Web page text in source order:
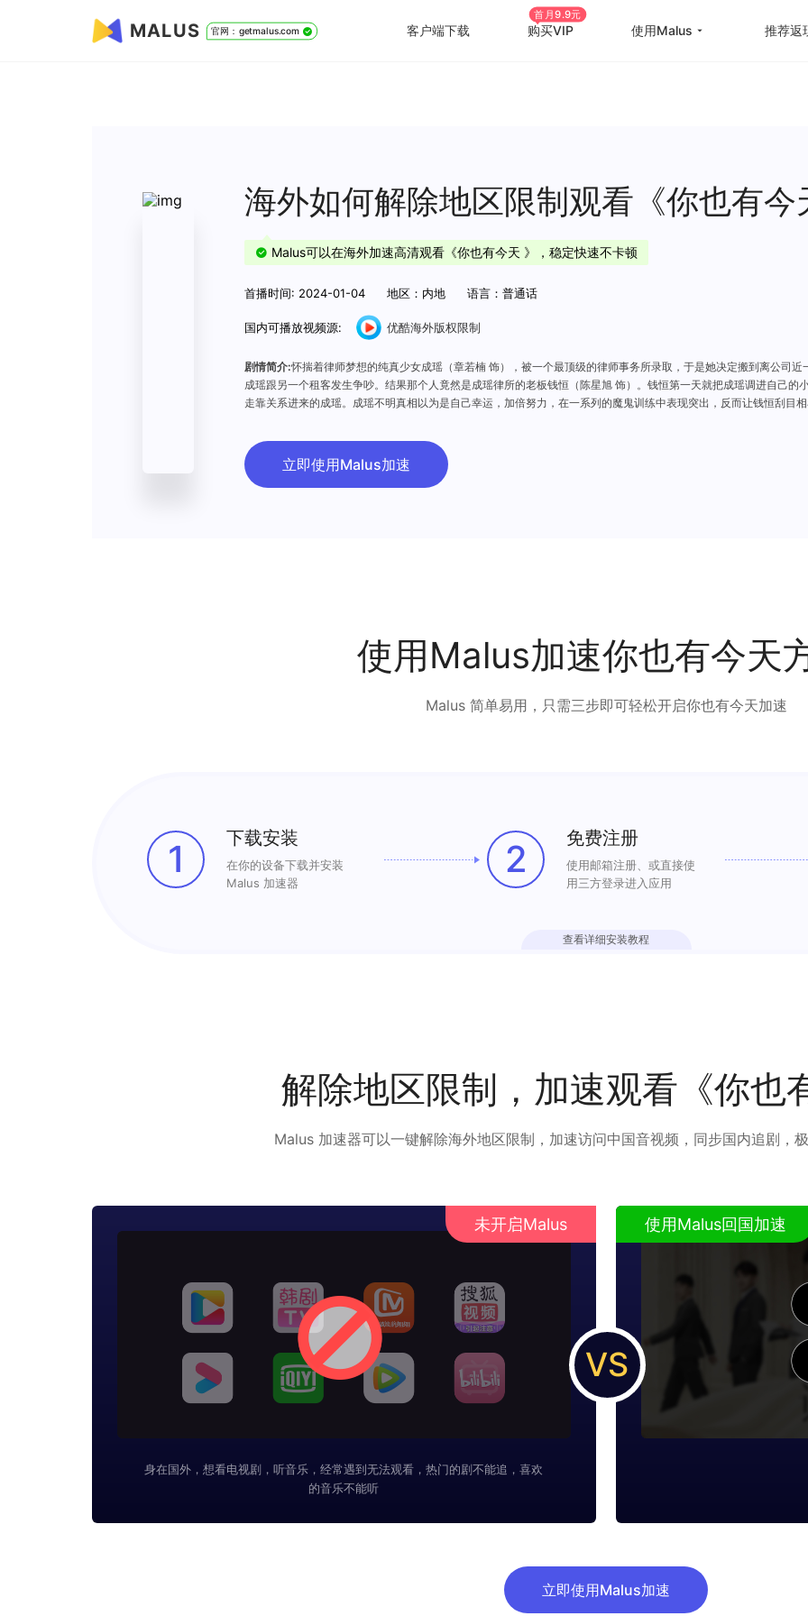
MALUS 官网：getmalus.com 客户端下载 购买VIP
首月9.9元
使用Malus
高级定制
使用帮助
海外
推荐返
海外如何解除地区限制观看《你也有今
Malus可以在海外加速高清观看《你也有今天 》，稳定快速不卡顿
首播时间: 2024-01-04 地区：内地 语言：普通话
国内可播放视频源: 优酷海外版权限制
剧情简介:怀揣着律师梦想的纯真少女成瑶（章若楠 饰），被一个最顶级的律师事务所录取，于是她决定搬到离公司
成瑶跟另一个租客发生争吵。结果那个人竟然是成瑶律所的老板钱恒（陈星旭 饰）。钱恒第一天就把成瑶调进自己的
走靠关系进来的成瑶。成瑶不明真相以为是自己幸运，加倍努力，在一系列的魔鬼训练中表现突出，反而让钱恒刮目
立即使用Malus加速
使用Malus加速你也有今天
Malus 简单易用，只需三步即可轻松开启你也有今天加速
1 下载安装
在你的设备下载并安装
Malus 加速器
2 免费注册
使用邮箱注册、或直接使
用三方登录进入应用
查看详细安装教程
解除地区限制，加速观看《你也
Malus 加速器可以一键解除海外地区限制，加速访问中国音视频，同步国内追剧，
未开启Malus
身在国外，想看电视剧，听音乐，经常遇到无法观看，热门的剧不能追，喜欢
的音乐不能听
VS
使用Malus回国加速
立即使用Malus加速